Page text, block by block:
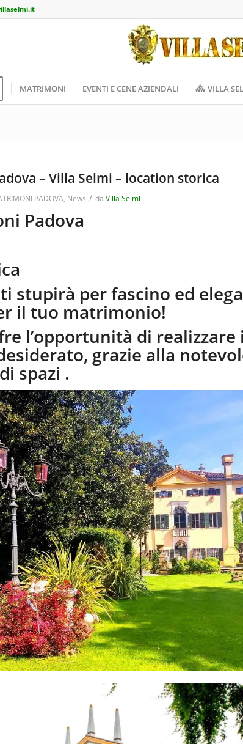
MATRIMONI EVENTI E CENE AZIENDALI VILLA
– Villa Selmi – location storica
PADOVA, News / da Villa Selmi
Padova
stupirà per fascino ed
il tuo matrimonio!
l’opportunità di realizzare
grazie alla
spazi .